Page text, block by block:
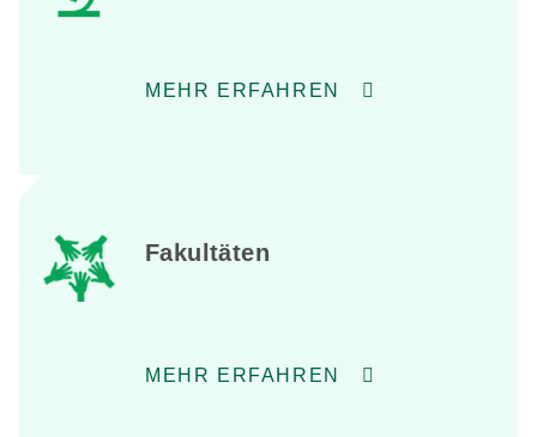
MEHR ERFAHREN
Fakultäten
MEHR ERFAHREN